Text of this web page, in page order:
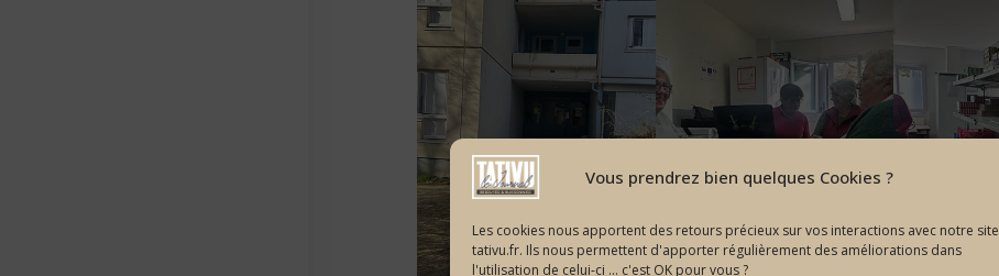
Vous prendrez bien quelques Cookies ?
Les cookies nous apportent des retours précieux sur vos interactions avec notre site
tativu.fr. Ils nous permettent d'apporter régulièrement des améliorations dans
l'utilisation de celui-ci ... c'est OK pour vous ?